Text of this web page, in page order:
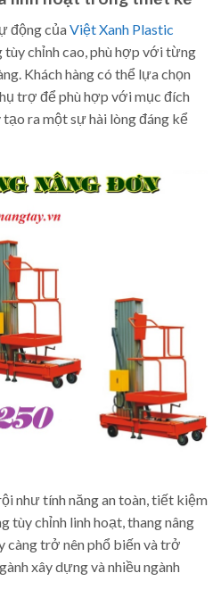
động củaViệt Xanh Plastic
chỉnh cao, phù hợp với từng
Khách hàng có thể lựa chọn
trợ để phù hợp với mục đích
ra một sự hài lòng đáng kể
như tính năng an toàn, tiết kiệm
tùy chỉnh linh hoạt, thang nâng
càng trở nên phổ biến và trở
xây dựng và nhiều ngành